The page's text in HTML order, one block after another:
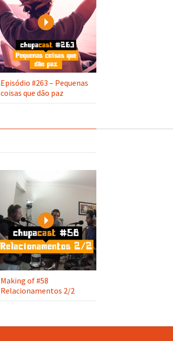
Play
Episódio #263 – Pequenas
coisas que dão paz
Play
Making of #58
Relacionamentos 2/2